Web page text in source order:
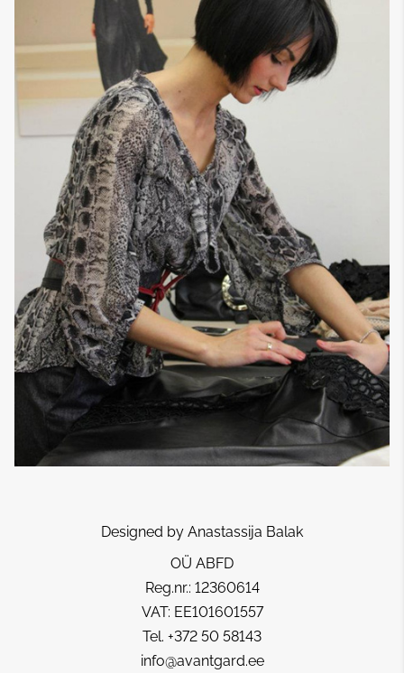
Designed by Anastassija Balak
OÜ ABFD
Reg.nr.: 12360614
VAT: EE101601557
Tel. +372 50 58143
info@avantgard.ee